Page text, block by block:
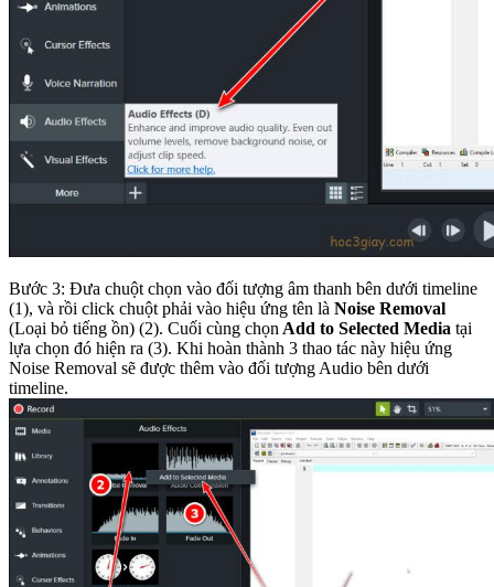
Bước 3: Đưa chuột chọn vào đối tượng âm thanh bên dưới timeline
(1), và rồi click chuột phải vào hiệu ứng tên là Noise Removal
(Loại bỏ tiếng ồn) (2). Cuối cùng chọnAdd to Selected Media tại
lựa chọn đó hiện ra (3). Khi hoàn thành 3 thao tác này hiệu ứng
Noise Removal sẽ được thêm vào đối tượng Audio bên dưới
timeline.